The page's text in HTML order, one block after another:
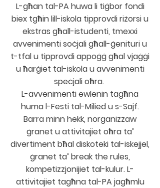
L-għan tal-PA huwa li tiġbor fondi
biex tgħin lill-iskola tipprovdi riżorsi u
ekstras għall-istudenti, tmexxi
avvenimenti soċjali għall-ġenituri u
t-tfal u tipprovdi appoġġ għal vjaġġi
u ħarġiet tal-iskola u avvenimenti
speċjali oħra.
L-avvenimenti ewlenin tagħna
huma l-Festi tal-Milied u s-Sajf.
Barra minn hekk, norganizzaw
ġranet u attivitajiet oħra ta’
divertiment bħal diskoteki tal-iskejjel,
ġranet ta’ break the rules,
kompetizzjonijiet tal-kulur. L-
attivitajiet tagħna tal-PA jagħmlu